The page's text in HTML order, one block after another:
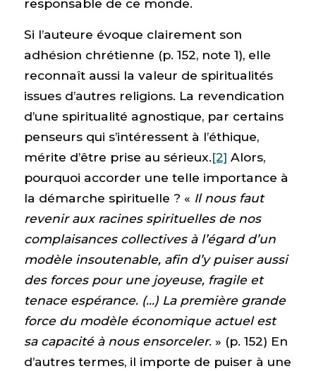
responsable de ce monde.
Si l’auteure évoque clairement son
adhésion chrétienne (p. 152, note 1), elle
reconnaît aussi la valeur de spiritualités
issues d’autres religions. La revendication
d’une spiritualité agnostique, par certains
penseurs qui s’intéressent à l’éthique,
mérite d’être prise au sérieux.[2] Alors,
pourquoi accorder une telle importance à
la démarche spirituelle ? « Il nous faut
revenir aux racines spirituelles de nos
complaisances collectives à l’égard d’un
modèle insoutenable, afin d’y puiser aussi
des forces pour une joyeuse, fragile et
tenace espérance. (…) La première grande
force du modèle économique actuel est
sa capacité à nous ensorceler. » (p. 152) En
d’autres termes, il importe de puiser à une